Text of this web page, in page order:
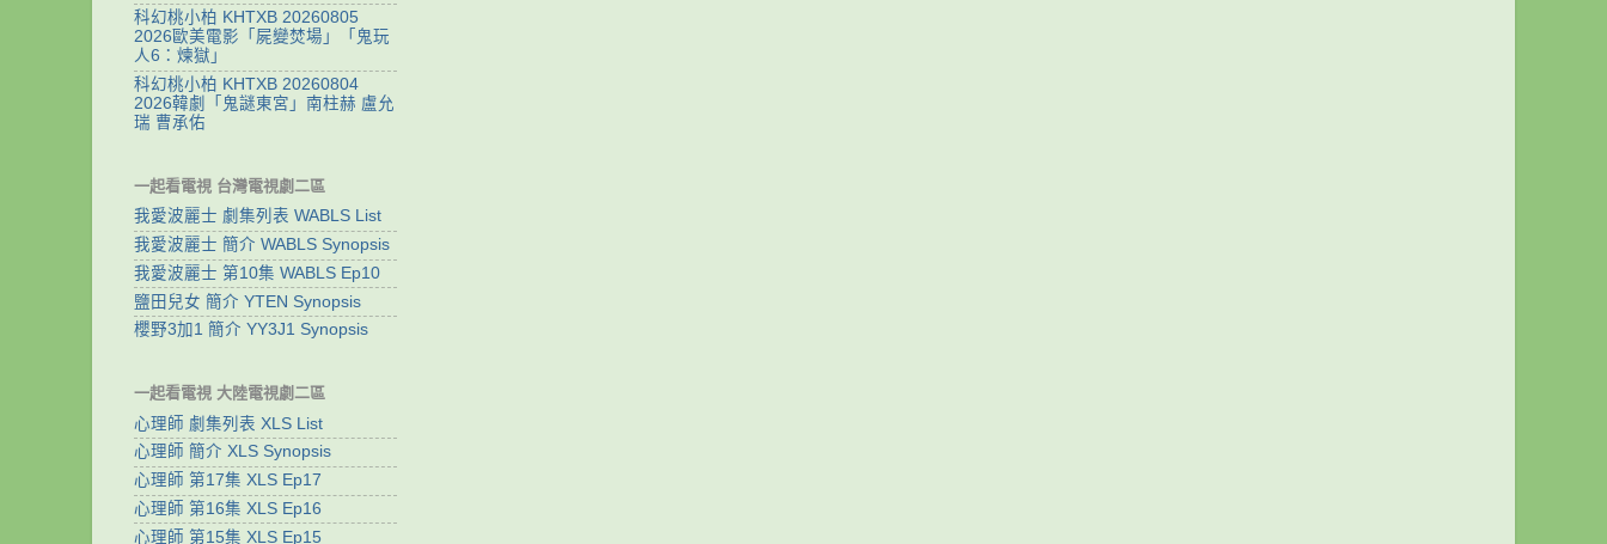
科幻桃小柏 KHTXB 20260805
2026歐美電影「屍變焚場」「鬼玩
人6：煉獄」
科幻桃小柏 KHTXB 20260804
2026韓劇「鬼謎東宮」南柱赫 盧允
瑞 曹承佑
一起看電視 台灣電視劇二區
我愛波麗士 劇集列表 WABLS List
我愛波麗士 簡介 WABLS Synopsis
我愛波麗士 第10集 WABLS Ep10
鹽田兒女 簡介 YTEN Synopsis
櫻野3加1 簡介 YY3J1 Synopsis
一起看電視 大陸電視劇二區
心理師 劇集列表 XLS List
心理師 簡介 XLS Synopsis
心理師 第17集 XLS Ep17
心理師 第16集 XLS Ep16
心理師 第15集 XLS Ep15